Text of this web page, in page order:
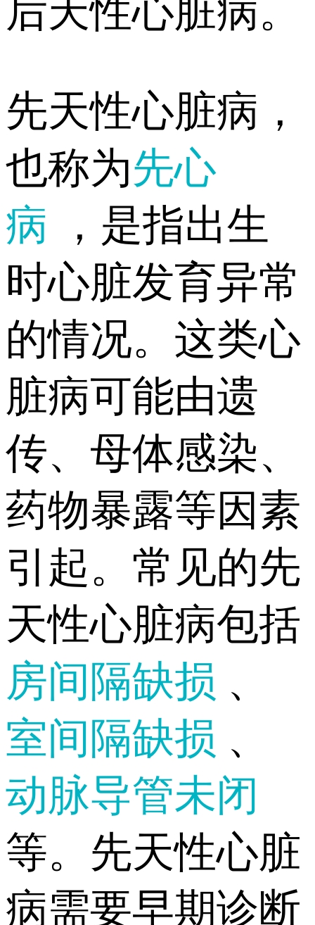
后天性心脏病。
先天性心脏病，
也称为先心
病
，是指出生
时心脏发育异常
的情况。这类心
脏病可能由遗
传、母体感染、
药物暴露等因素
引起。常见的先
天性心脏病包括
房间隔缺损 、
室间隔缺损 、
动脉导管未闭
等。先天性心脏
病需要早期诊断